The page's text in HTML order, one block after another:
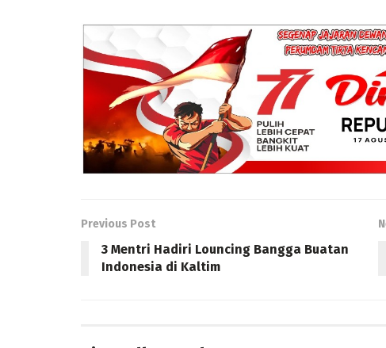
Previous Post
3 Mentri Hadiri Louncing Bangga Buatan
Indonesia di Kaltim